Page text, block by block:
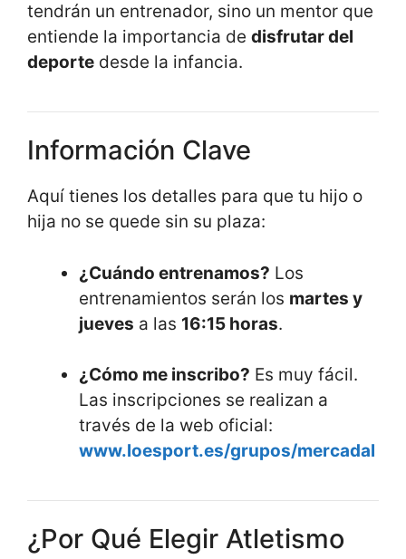
tendrán un entrenador, sino un mentor que
entiende la importancia de disfrutar del
deporte desde la infancia.
Información Clave
Aquí tienes los detalles para que tu hijo o
hija no se quede sin su plaza:
¿Cuándo entrenamos? Los
entrenamientos serán los martes y
jueves a las 16:15 horas.
¿Cómo me inscribo? Es muy fácil.
Las inscripciones se realizan a
través de la web oficial:
www.loesport.es/grupos/mercadal
¿Por Qué Elegir Atletismo